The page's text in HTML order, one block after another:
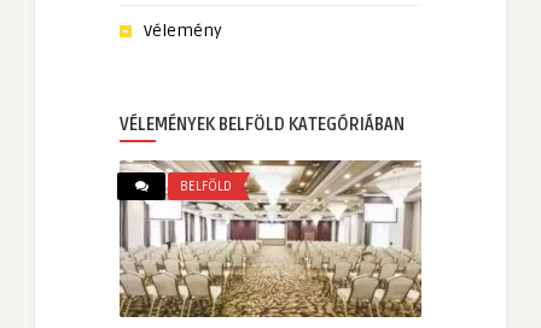
Vélemény
VÉLEMÉNYEK BELFÖLD KATEGÓRIÁBAN
BELFÖLD